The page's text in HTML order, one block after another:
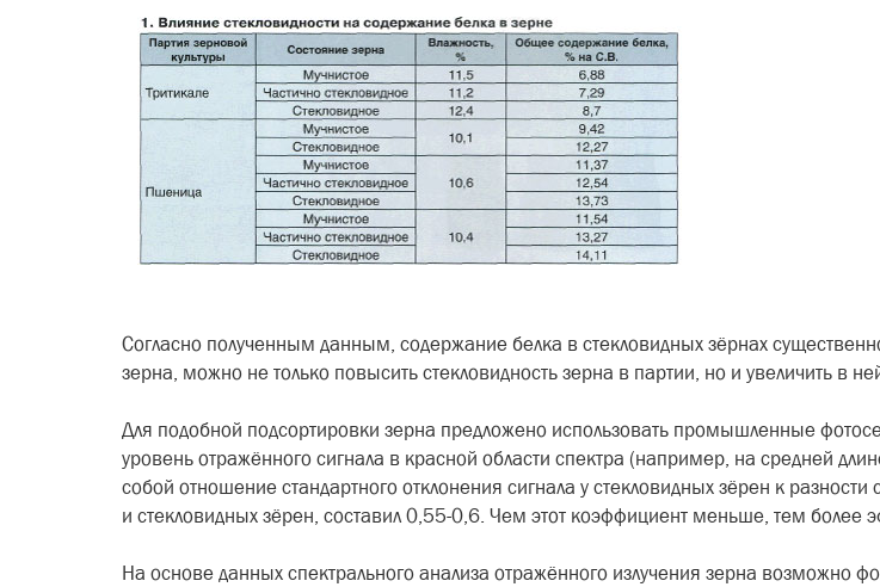
Согласно полученным данным, содержание белка в стекловидных зёрнах
зерна, можно не только повысить стекловидность зерна в партии, но и увеличить в
Для подобной подсортировки зерна предложено использо­вать промышленные
уро­вень отражённого сигнала в крас­ной области спектра (например, на средней
собой отношение стандартного отклонения сигнала у стекловидных зёрен к
и стекловидных зёрен, соста­вил 0,55-0,6. Чем этот коэффици­ент меньше, тем более
На основе данных спектраль­ного анализа отражённого излу­чения зерна возможно